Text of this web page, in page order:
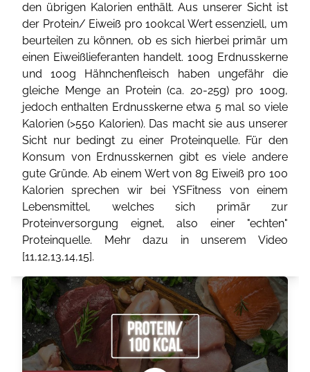
den übrigen Kalorien enthält. Aus unserer Sicht ist
der Protein/ Eiweiß pro 100kcal Wert essenziell, um
beurteilen zu können, ob es sich hierbei primär um
einen Eiweißlieferanten handelt. 100g Erdnusskerne
und 100g Hähnchenfleisch haben ungefähr die
gleiche Menge an Protein (ca. 20-25g) pro 100g,
jedoch enthalten Erdnusskerne etwa 5 mal so viele
Kalorien (>550 Kalorien). Das macht sie aus unserer
Sicht nur bedingt zu einer Proteinquelle. Für den
Konsum von Erdnusskernen gibt es viele andere
gute Gründe. Ab einem Wert von 8g Eiweiß pro 100
Kalorien sprechen wir bei YSFitness von einem
Lebensmittel, welches sich primär zur
Proteinversorgung eignet, also einer "echten"
Proteinquelle. Mehr dazu in unserem Video
[11,12,13,14,15].